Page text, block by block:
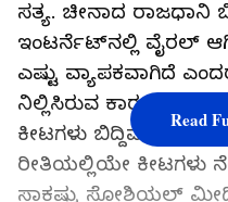
ಸತ್ಯ. ಚೀನಾದ
ಇಂಟರ್ನೆಟ್‌ನಲ್ಲಿ ವೈರಲ್‌
ಎಷ್ಟು ವ್ಯಾಪಕವಾಗಿದೆ
ನಿಲ್ಲಿಸಿರುವ ಕಾರುಗಳು
ಕೀಟಗಳು ಬಿದ್ದಿವೆ.
ರೀತಿಯಲ್ಲಿಯೇ ಕೀಟಗಳು
ಸಾಕಷ್ಟು ಸೋಶಿಯಲ್‌
Read